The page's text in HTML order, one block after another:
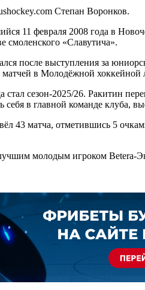
Степан Воронков.
11 февраля 2008 года в
смоленского «Славутича».
после выступления за
в Молодёжной
сезон-2025/26. Ракитин
в главной команде клуба,
43 матча, отметившись 5
молодым игроком Betera-